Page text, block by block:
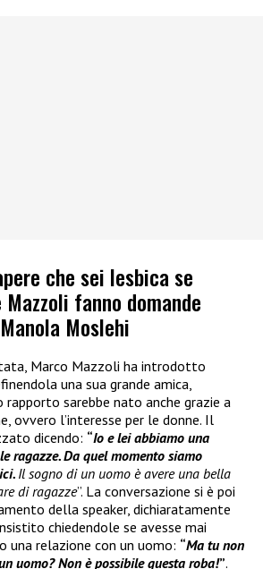
che sei lesbica se
fanno domande
Moslehi
Marco Mazzoli ha introdotto
una sua grande amica,
rapporto sarebbe nato anche grazie a
ovvero l’interesse per le donne. Il
dicendo: “Io e lei abbiamo una
ragazze. Da quel momento siamo
Il sogno di un uomo è avere una bella
di ragazze”. La conversazione si è poi
della speaker, dichiaratamente
chiedendole se avesse mai
una relazione con un uomo: “Ma tu non
uomo? Non è possibile questa roba!”.